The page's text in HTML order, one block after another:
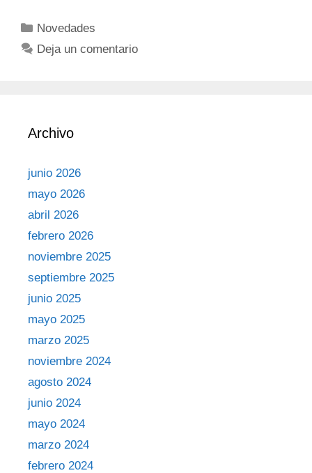
Categorías
Novedades
Deja un comentario
Archivo
junio 2026
mayo 2026
abril 2026
febrero 2026
noviembre 2025
septiembre 2025
junio 2025
mayo 2025
marzo 2025
noviembre 2024
agosto 2024
junio 2024
mayo 2024
marzo 2024
febrero 2024